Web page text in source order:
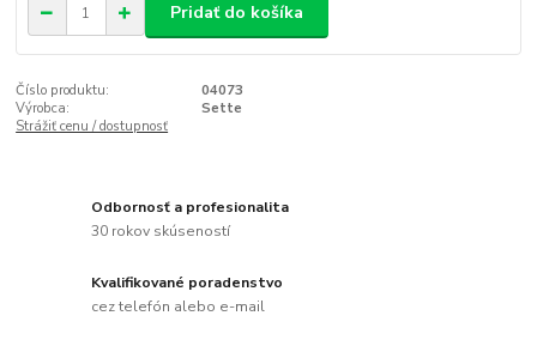
Pridať do košíka
Číslo produktu:
04073
Výrobca:
Sette
Strážiť cenu / dostupnosť
Odbornosť a profesionalita
30 rokov skúseností
Kvalifikované poradenstvo
cez telefón alebo e-mail